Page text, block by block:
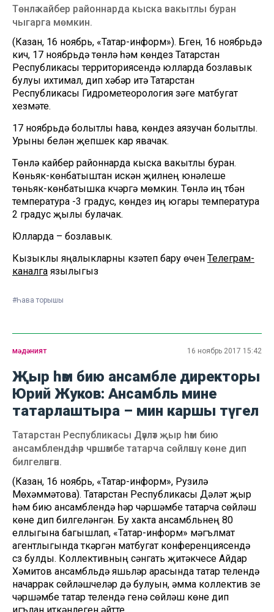
Төнлә кайбер районнарда кыска вакытлы буран
чыгарга мөмкин.
(Казан, 16 ноябрь, «Татар-информ»). Бүген, 16 ноябрьдә
кич, 17 ноябрьдә төнлә һәм көндез Татарстан
Республикасы территориясендә юлларда бозлавык
булуы ихтимал, дип хәбәр итә Татарстан
Республикасы Гидрометеорология үзәге матбугат
хезмәте.
17 ноябрьдә болытлы һава, көндез аязучан болытлы.
Урыны белән җепшек кар явачак.
Төнлә кайбер районнарда кыска вакытлы буран.
Көньяк-көнбатыштан искән җилнең юнәлеше
төньяк-көнбатышка күчәргә мөмкин. Төнлә иң түбән
температура -3 градус, көндез иң югары температура
2 градус җылы булачак.
Юлларда – бозлавык.
Кызыклы яңалыкларны күзәтеп бару өчен Телеграм-
каналга язылыгыз
#Һава торышы
мәдәният 16 ноябрь 2017 15:42
Җыр һәм бию ансамбле директоры
Юрий Жуков: Ансамбль мине
татарлаштыра – мин каршы түгел
Татарстан Республикасы Дәүләт җыр һәм бию
ансамблендә һәр чәршәмбе татарча сөйләшү көне дип
билгеләнгән.
(Казан, 16 ноябрь, «Татар-информ», Рузилә
Мөхәммәтова). Татарстан Республикасы Дәүләт җыр
һәм бию ансамблендә һәр чәршәмбе татарча сөйләшү
көне дип билгеләнгән. Бу хакта ансамбльнең 80
еллыгына багышлап, «Татар-информ» мәгълүмат
агентлыгында үткәргән матбугат конференциясендә
сүз булды. Коллективның сәнгать җитәкчесе Айдар
Хәмитов ансамбльдә яшьләр арасында татар телендә
начаррак сөйләшүчеләр дә булуын, әмма коллектив үзе
чәршәмбе татар телендә генә сөйләшү көне дип